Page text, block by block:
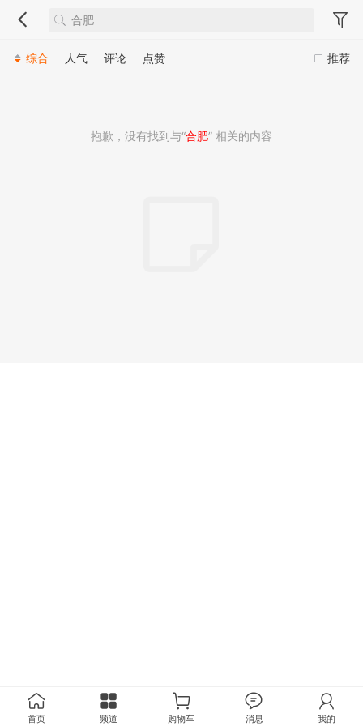
推荐
综合 人气 评论 点赞
抱歉，没有找到与“合肥” 相关的内容
首页 频道 购物车 消息 我的